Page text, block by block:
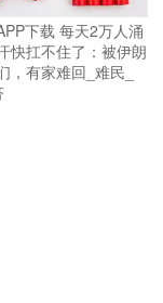
下载 每天2万人涌
快扛不住了：被伊朗
，有家难回_难民_